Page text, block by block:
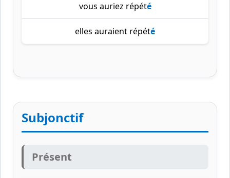
vous auriez répété
elles auraient répété
Subjonctif
Présent